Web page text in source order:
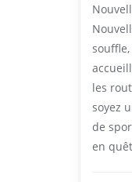
les
soyez
de
en